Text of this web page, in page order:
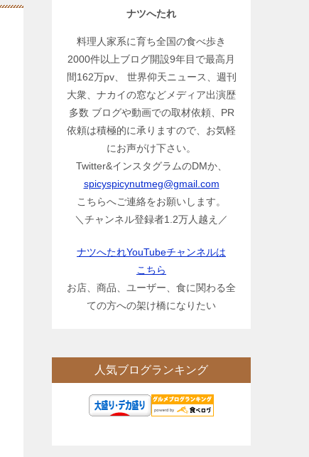
ナツへたれ
料理人家系に育ち全国の食べ歩き
2000件以上ブログ開設9年目で最高月
間162万pv、 世界仰天ニュース、週刊
大衆、ナカイの窓などメディア出演歴
多数 ブログや動画での取材依頼、PR
依頼は積極的に承りますので、お気軽
にお声がけ下さい。
Twitter&インスタグラムのDMか、
spicyspicynutmeg@gmail.com
こちらへご連絡をお願いします。
＼チャンネル登録者1.2万人越え／
ナツへたれYouTubeチャンネルは
こちら
お店、商品、ユーザー、食に関わる全
ての方への架け橋になりたい
人気ブログランキング